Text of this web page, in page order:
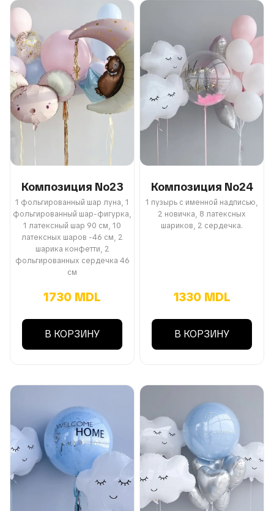
Композиция No23
1 фольгированный шар луна, 1
фольгированный шар-фигурка,
1 латексный шар 90 см, 10
латексных шаров -46 см, 2
шарика конфетти, 2
фольгированных сердечка 46
см
1730 MDL
В КОРЗИНУ
Композиция No24
1 пузырь с именной надписью,
2 новичка, 8 латексных
шариков, 2 сердечка.
1330 MDL
В КОРЗИНУ